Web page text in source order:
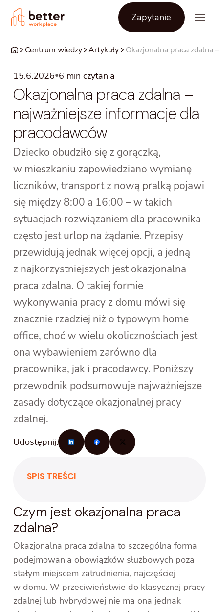
Zapytanie
Centrum wiedzy Artykuły Okazjonalna praca zdalna
15.6.2026•6 min czytania
Okazjonalna praca zdalna –
najważniejsze informacje dla
pracodawców
Dziecko obudziło się z gorączką,
w mieszkaniu zapowiedziano wymianę
liczników, transport z nową pralką pojawi
się między 8:00 a 16:00 – w takich
sytuacjach rozwiązaniem dla pracownika
często jest urlop na żądanie. Przepisy
przewidują jednak więcej opcji, a jedną
z najkorzystniejszych jest okazjonalna
praca zdalna. O takiej formie
wykonywania pracy z domu mówi się
znacznie rzadziej niż o typowym home
office, choć w wielu okolicznościach jest
ona wybawieniem zarówno dla
pracownika, jak i pracodawcy. Poniższy
przewodnik podsumowuje najważniejsze
zasady dotyczące okazjonalnej pracy
zdalnej.
Udostępnij:
SPIS TREŚCI
Czym jest okazjonalna praca
zdalna?
Okazjonalna praca zdalna to szczególna forma
podejmowania obowiązków służbowych poza
stałym miejscem zatrudnienia, najczęściej
w domu. W przeciwieństwie do klasycznej pracy
zdalnej lub hybrydowej nie ma ona jednak